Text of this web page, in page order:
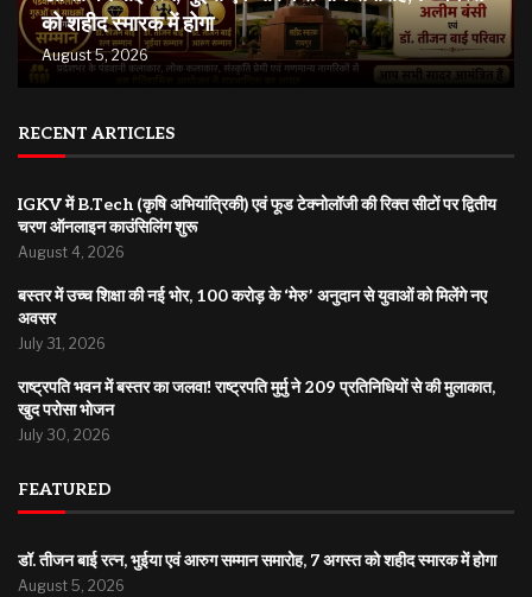
को शहीद स्मारक में होगा
August 5, 2026
RECENT ARTICLES
IGKV में B.Tech (कृषि अभियांत्रिकी) एवं फूड टेक्नोलॉजी की रिक्त सीटों पर द्वितीय
चरण ऑनलाइन काउंसिलिंग शुरू
August 4, 2026
बस्तर में उच्च शिक्षा की नई भोर, 100 करोड़ के ‘मेरु’ अनुदान से युवाओं को मिलेंगे नए
अवसर
July 31, 2026
राष्ट्रपति भवन में बस्तर का जलवा! राष्ट्रपति मुर्मु ने 209 प्रतिनिधियों से की मुलाकात,
खुद परोसा भोजन
July 30, 2026
FEATURED
डॉ. तीजन बाई रत्न, भुईया एवं आरुग सम्मान समारोह, 7 अगस्त को शहीद स्मारक में होगा
August 5, 2026